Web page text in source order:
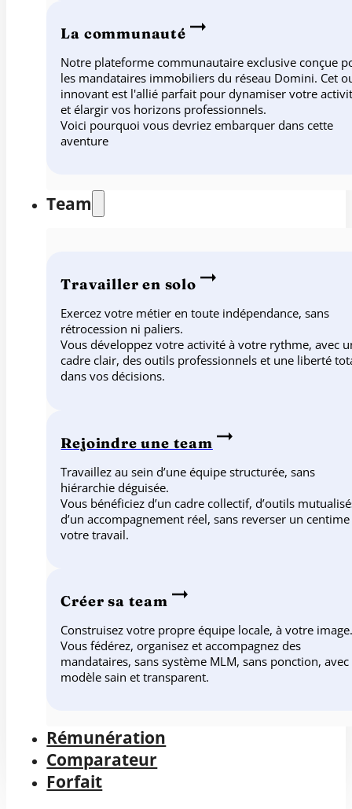
La communauté
Notre plateforme communautaire exclusive conçue
les mandataires immobiliers du réseau Domini. Cet
innovant est l'allié parfait pour dynamiser votre
et élargir vos horizons professionnels.
Voici pourquoi vous devriez embarquer dans cette
aventure
Team
Travailler en solo
Exercez votre métier en toute indépendance, sans
rétrocession ni paliers.
Vous développez votre activité à votre rythme, avec
cadre clair, des outils professionnels et une liberté
dans vos décisions.
Rejoindre une team
Travaillez au sein d’une équipe structurée, sans
hiérarchie déguisée.
Vous bénéficiez d’un cadre collectif, d’outils
d’un accompagnement réel, sans reverser un
votre travail.
Créer sa team
Construisez votre propre équipe locale, à votre
Vous fédérez, organisez et accompagnez des
mandataires, sans système MLM, sans ponction,
modèle sain et transparent.
Rémunération
Comparateur
Forfait